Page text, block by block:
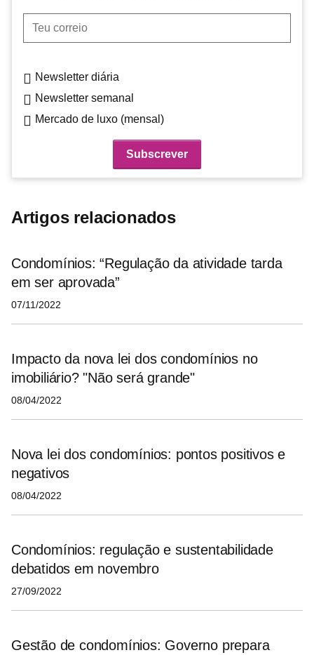
Teu correio
Newsletter diária
Newsletter semanal
Mercado de luxo (mensal)
Artigos relacionados
Condomínios: “Regulação da atividade tarda
em ser aprovada”
07/11/2022
Impacto da nova lei dos condomínios no
imobiliário? "Não será grande"
08/04/2022
Nova lei dos condomínios: pontos positivos e
negativos
08/04/2022
Condomínios: regulação e sustentabilidade
debatidos em novembro
27/09/2022
Gestão de condomínios: Governo prepara